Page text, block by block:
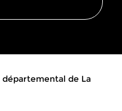
départemental de La